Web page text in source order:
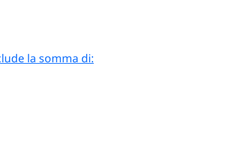
la somma di: